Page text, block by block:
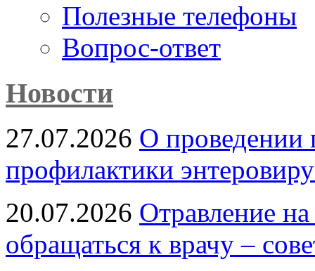
Полезные телефоны
Вопрос-ответ
Новости
27.07.2026 О проведении
профилактики
20.07.2026 Отравление
обращаться к врачу –